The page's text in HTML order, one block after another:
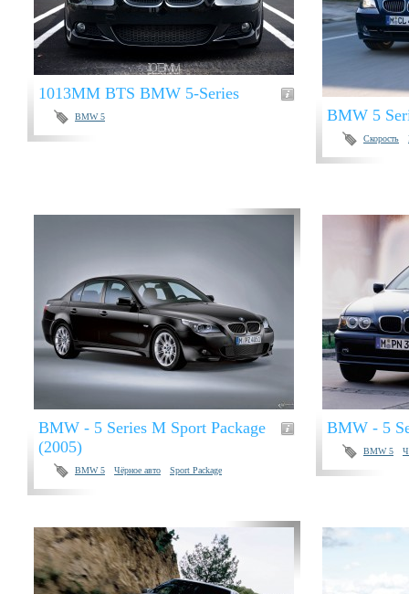
1013MM BTS BMW 5-Series
BMW 5 BMW 5
Скорость
BMW - 5 Series M Sport Package
(2005)
BMW 5 Чёрное авто Sport Package
BMW - 5
BMW 5